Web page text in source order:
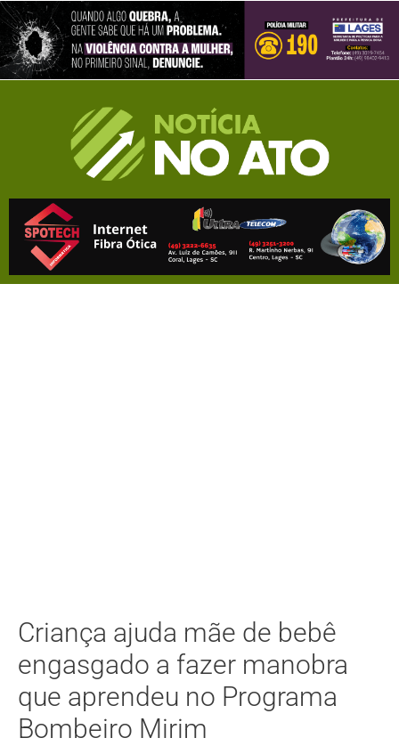
Criança ajuda mãe de bebê
engasgado a fazer manobra
que aprendeu no Programa
Bombeiro Mirim